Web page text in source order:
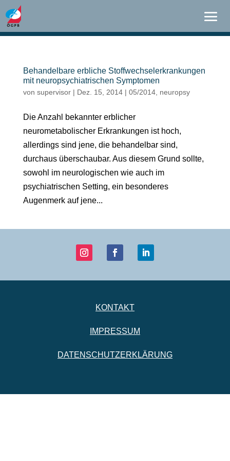
Behandelbare erbliche Stoffwechselerkrankungen
mit neuropsychiatrischen Symptomen
von supervisor| Dez. 15, 2014| 05/2014, neuropsy
Die Anzahl bekannter erblicher
neurometabolischer Erkrankungen ist hoch,
allerdings sind jene, die behandelbar sind,
durchaus überschaubar. Aus diesem Grund sollte,
sowohl im neurologischen wie auch im
psychiatrischen Setting, ein besonderes
Augenmerk auf jene...
KONTAKT
IMPRESSUM
DATENSCHUTZERKLÄRUNG